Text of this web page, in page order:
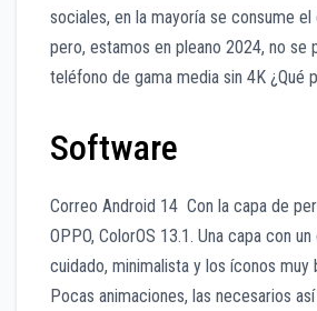
sociales, en la mayoría se consume
pero, estamos en pleano 2024, no se
teléfono de gama media sin 4K ¿Qué
Software
Correo Android 14 Con la capa de
OPPO, ColorOS 13.1. Una capa con
cuidado, minimalista y los íconos muy
Pocas animaciones, las necesarios